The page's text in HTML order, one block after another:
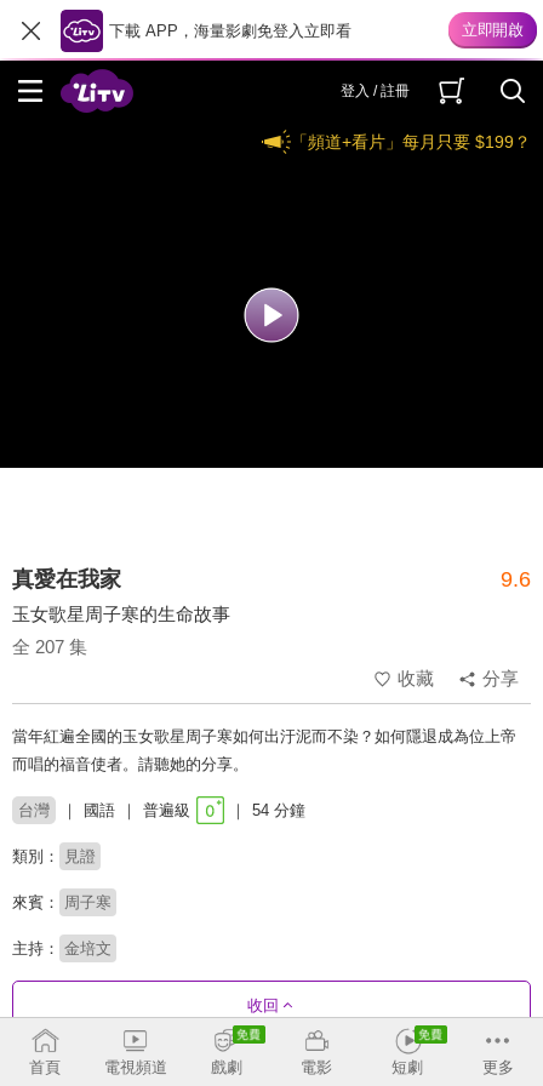
下載 APP，海量影劇免登入立即看
登入 / 註冊
「頻道+看片」每月只要 $199？
真愛在我家 9.6
玉女歌星周子寒的生命故事
全 207 集
收藏
分享
當年紅遍全國的玉女歌星周子寒如何出汙泥而不染？如何隱退成為位上帝
而唱的福音使者。請聽她的分享。
台灣 國語 普遍級 54 分鐘
類別： 見證
來賓： 周子寒
主持： 金培文
收回
劇集列表
首頁 電視頻道 戲劇 電影 短劇 更多